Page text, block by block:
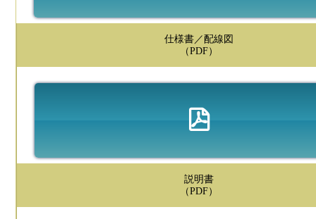
仕様書／配線図
（PDF）
説明書
（PDF）